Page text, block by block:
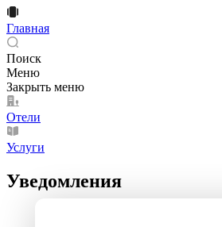
Главная
Поиск
Меню
Закрыть меню
Отели
Услуги
Уведомления